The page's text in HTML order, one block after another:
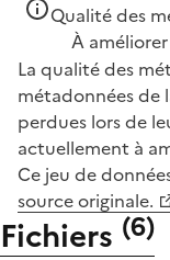
Qualité des
À améliorer
La qualité des
métadonnées de
perdues lors de
actuellement à
Ce jeu de
source originale.
Fichiers (6)